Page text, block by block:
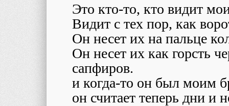
Это кто-то, кто видит
Видит с тех пор, как
Он несет их на пальце
Он несет их как горсть
сапфиров.
и когда-то он был моим
он считает теперь дни и